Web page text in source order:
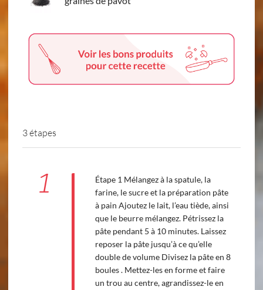
3 étapes
1
Étape 1 Mélangez à la spatule, la
farine, le sucre et la préparation pâte
à pain Ajoutez le lait, l’eau tiède, ainsi
que le beurre mélangez. Pétrissez la
pâte pendant 5 à 10 minutes. Laissez
reposer la pâte jusqu’à ce qu’elle
double de volume Divisez la pâte en 8
boules . Mettez-les en forme et faire
un trou au centre, agrandissez-le en